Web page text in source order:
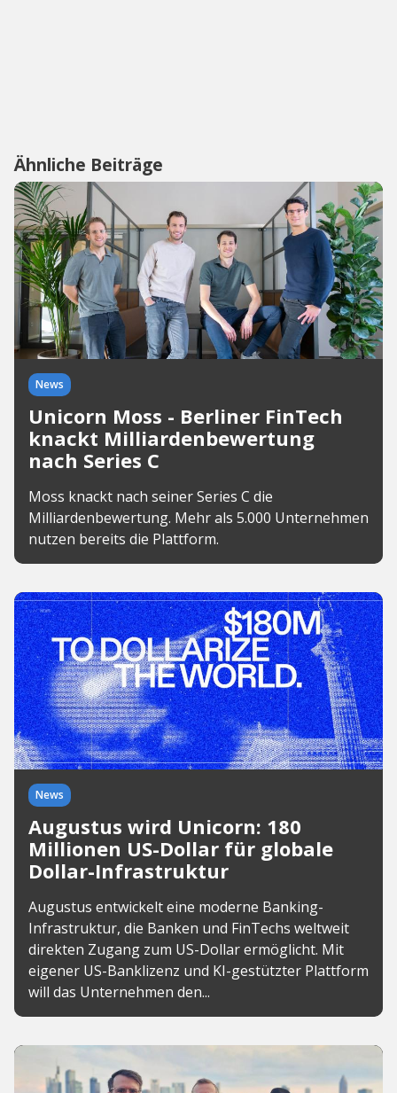
Ähnliche Beiträge
News
Unicorn Moss - Berliner FinTech
knackt Milliardenbewertung
nach Series C
Moss knackt nach seiner Series C die
Milliardenbewertung. Mehr als 5.000 Unternehmen
nutzen bereits die Plattform.
News
Augustus wird Unicorn: 180
Millionen US-Dollar für globale
Dollar-Infrastruktur
Augustus entwickelt eine moderne Banking-
Infrastruktur, die Banken und FinTechs weltweit
direkten Zugang zum US-Dollar ermöglicht. Mit
eigener US-Banklizenz und KI-gestützter Plattform
will das Unternehmen den...